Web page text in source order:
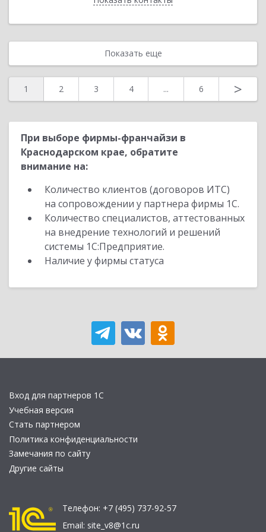
Показать еще
1 2 3 4 ... 6 >
При выборе фирмы-франчайзи в
Краснодарском крае, обратите
внимание на:
Количество клиентов (договоров ИТС)
на сопровождении у партнера фирмы 1С.
Количество специалистов, аттестованных
на внедрение технологий и решений
системы 1С:Предприятие.
Наличие у фирмы статуса
Вход для партнеров 1С
Учебная версия
Стать партнером
Политика конфиденциальности
Замечания по сайту
Другие сайты
Телефон: +7 (495) 737-92-57
Email: site_v8@1c.ru